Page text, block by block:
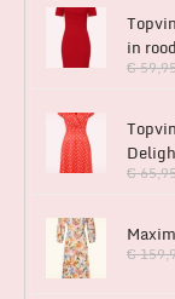
in rood
€
€
€